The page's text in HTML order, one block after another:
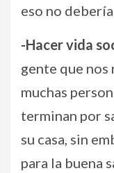
eso no
-Hacer vida
gente que nos
muchas
terminan por
su casa, sin
para la buena